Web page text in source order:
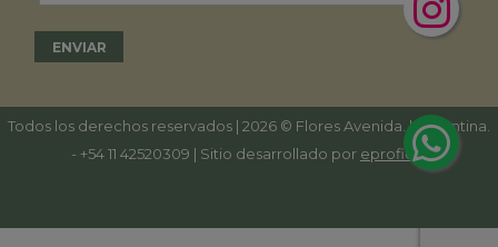
Todos los derechos reservados | 2026 © Flores Avenida. | Argentina.
- +54 11 42520309 | Sitio desarrollado por eproficio